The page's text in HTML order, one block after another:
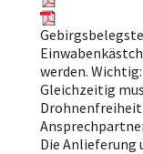
werden.
Gleichzeitig
Die Anlieferung